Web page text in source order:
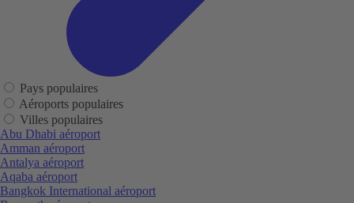
Pays populaires
Aéroports populaires
Villes populaires
Abu Dhabi aéroport
Amman aéroport
Antalya aéroport
Aqaba aéroport
Bangkok International aéroport